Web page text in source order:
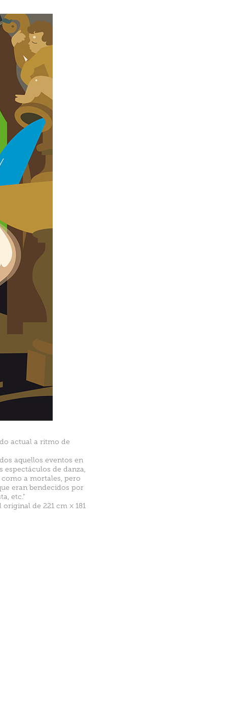
actual a ritmo de
aquellos eventos en
espectáculos de danza,
a mortales, pero
eran bendecidos por
etc."
de 221 cm × 181